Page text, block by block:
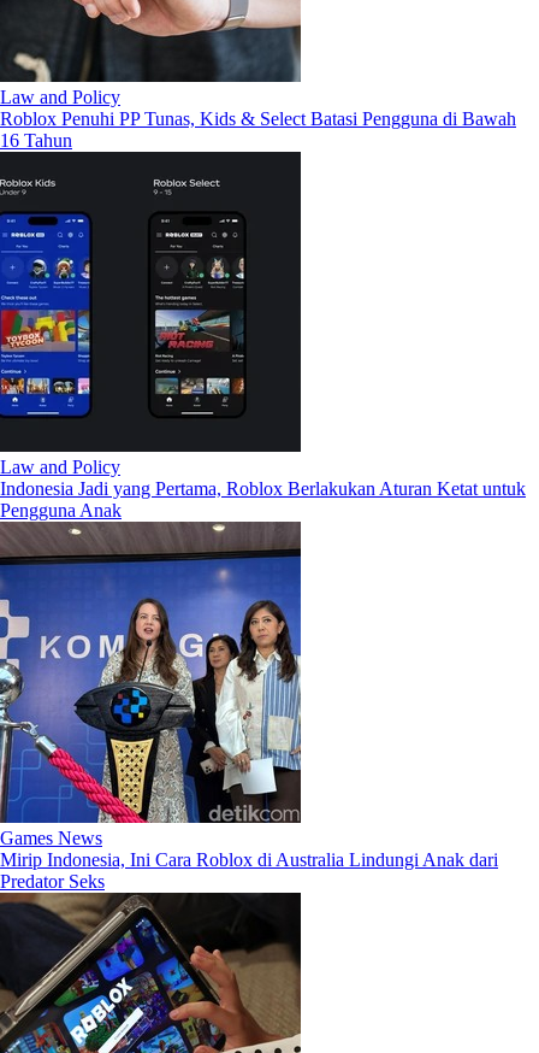
Law and Policy
Roblox Penuhi PP Tunas, Kids & Select Batasi Pengguna di Bawah
16 Tahun
Law and Policy
Indonesia Jadi yang Pertama, Roblox Berlakukan Aturan Ketat untuk
Pengguna Anak
Games News
Mirip Indonesia, Ini Cara Roblox di Australia Lindungi Anak dari
Predator Seks